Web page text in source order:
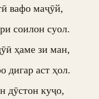
вафо маҷӯй,
соилон суол.
ҳаме зи ман,
дигар аст ҳол.
дӯстон куҷо,